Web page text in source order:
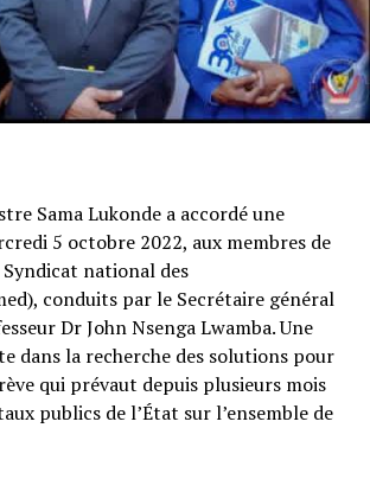
Sama Lukonde a accordé une
5 octobre 2022, aux membres de
national des
conduits par le Secrétaire général
Dr John Nsenga Lwamba. Une
dans la recherche des solutions pour
qui prévaut depuis plusieurs mois
publics de l’État sur l’ensemble de